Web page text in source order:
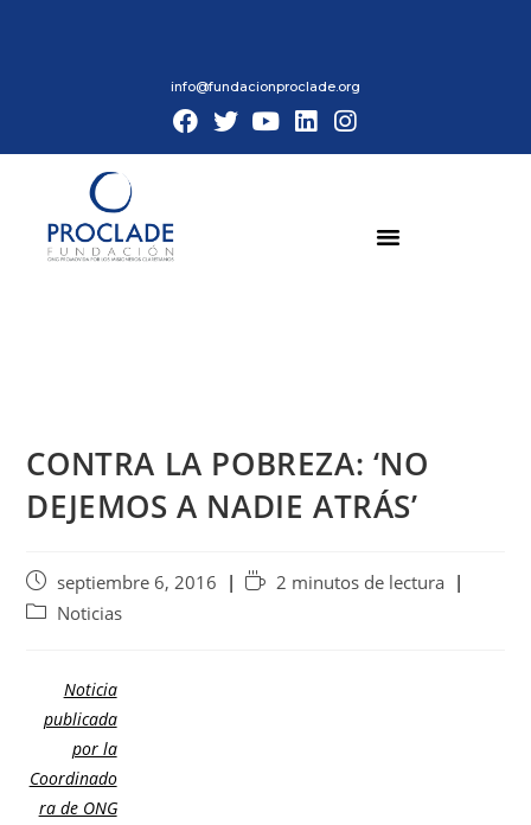
info@fundacionproclade.org
CONTRA LA POBREZA: ‘NO
DEJEMOS A NADIE ATRÁS’
septiembre 6, 2016
2 minutos de lectura
Noticias
Noticia
publicada
por la
Coordinado
ra de ONG